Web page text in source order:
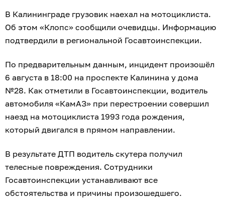
В Калининграде грузовик наехал на мотоциклиста.
Об этом «Клопс» сообщили очевидцы. Информацию
подтвердили в региональной Госавтоинспекции.
По предварительным данным, инцидент произошёл
6 августа в 18:00 на проспекте Калинина у дома
№28. Как отметили в Госавтоинспекции, водитель
автомобиля «КамАЗ» при перестроении совершил
наезд на мотоциклиста 1993 года рождения,
который двигался в прямом направлении.
В результате ДТП водитель скутера получил
телесные повреждения. Сотрудники
Госавтоинспекции устанавливают все
обстоятельства и причины произошедшего.